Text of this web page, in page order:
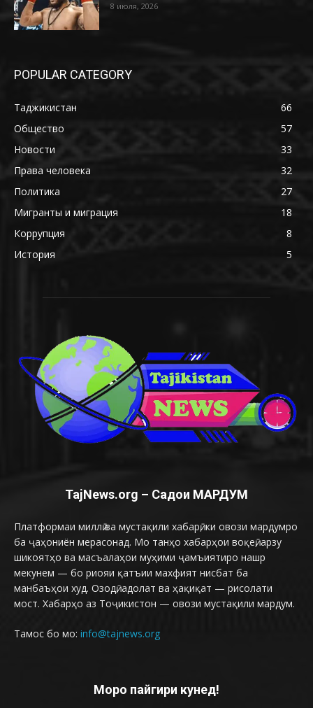
8 июля, 2026
POPULAR CATEGORY
Таджикистан
66
Общество
57
Новости
33
Права человека
32
Политика
27
Мигранты и миграция
18
Коррупция
8
История
5
TajNews.org – Садои МАРДУМ
Платформаи миллӣ ва мустақили хабарӣ, ки овози мардумро
ба ҷаҳониён мерасонад. Мо танҳо хабарҳои воқеӣ, арзу
шикоятҳо ва масъалаҳои муҳими ҷамъиятиро нашр
мекунем — бо риояи қатъии махфият нисбат ба
манбаъҳои худ. Озодӣ, адолат ва ҳақиқат — рисолати
мост. Хабарҳо аз Тоҷикистон — овози мустақили мардум.
Тамос бо мо: info@tajnews.org
Моро пайгири кунед!